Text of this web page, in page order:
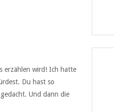
erzählen wird! Ich hatte
Du hast so
Und dann die